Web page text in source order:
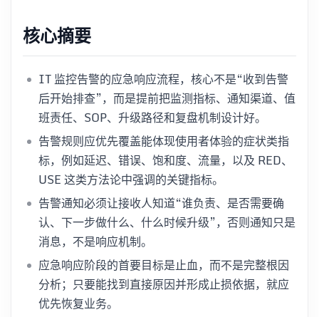
核心摘要
IT 监控告警的应急响应流程，核心不是“收到告警
后开始排查”，而是提前把监测指标、通知渠道、值
班责任、SOP、升级路径和复盘机制设计好。
告警规则应优先覆盖能体现使用者体验的症状类指
标，例如延迟、错误、饱和度、流量，以及 RED、
USE 这类方法论中强调的关键指标。
告警通知必须让接收人知道“谁负责、是否需要确
认、下一步做什么、什么时候升级”，否则通知只是
消息，不是响应机制。
应急响应阶段的首要目标是止血，而不是完整根因
分析；只要能找到直接原因并形成止损依据，就应
优先恢复业务。